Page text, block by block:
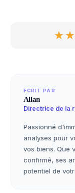
ECRIT PAR
Allan
Directrice de la
Passionné
analyses pour
vos biens. Que
confirmé, ses
potentiel de